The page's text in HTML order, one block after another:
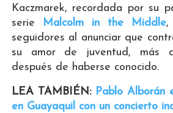
Kaczmarek, recordada por su
serie
Malcolm in the Middle,
seguidores al anunciar que
su amor de juventud, más
después de haberse conocido.
LEA TAMBIÉN: Pablo Alborán
en Guayaquil con un concierto